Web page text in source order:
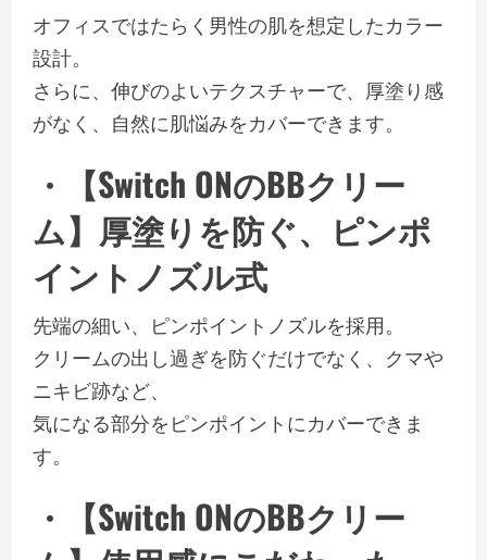
オフィスではたらく男性の肌を想定したカラー
設計。
さらに、伸びのよいテクスチャーで、厚塗り感
がなく、自然に肌悩みをカバーできます。
・【Switch ONのBBクリー
ム】厚塗りを防ぐ、ピンポ
イントノズル式
先端の細い、ピンポイントノズルを採用。
クリームの出し過ぎを防ぐだけでなく、クマや
ニキビ跡など、
気になる部分をピンポイントにカバーできま
す。
・【Switch ONのBBクリー